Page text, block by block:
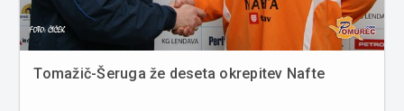
Tomažič-Šeruga že deseta okrepitev Nafte